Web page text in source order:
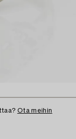
Ota meihin